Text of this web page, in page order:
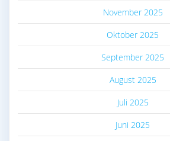
November 2025
Oktober 2025
September 2025
August 2025
Juli 2025
Juni 2025